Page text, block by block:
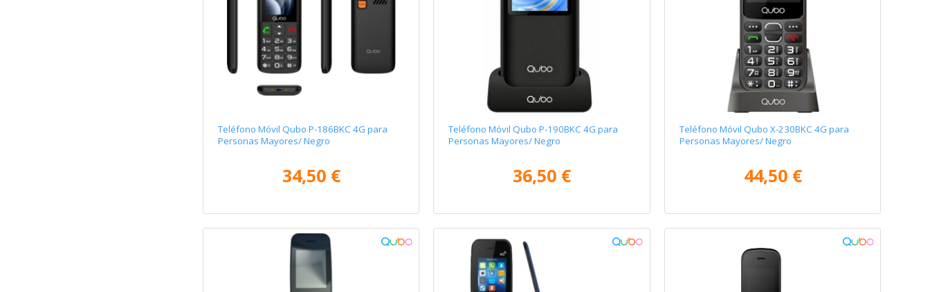
Teléfono Móvil Qubo P-186BKC 4G para
Personas Mayores/ Negro
34,50 €
Teléfono Móvil Qubo P-190BKC 4G para
Personas Mayores/ Negro
36,50 €
Teléfono Móvil Qubo X-230BKC 4G para
Personas Mayores/ Negro
44,50 €